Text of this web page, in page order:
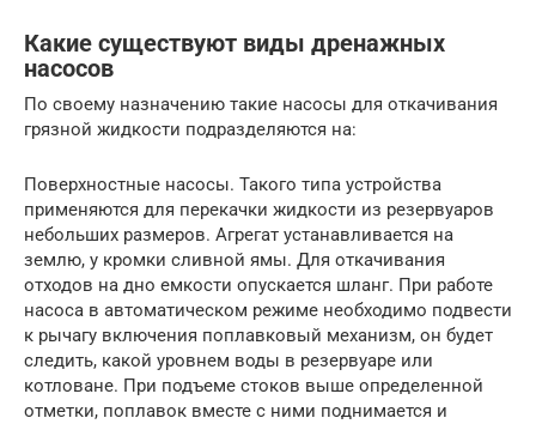
Какие существуют виды дренажных
насосов
По своему назначению такие насосы для откачивания
грязной жидкости подразделяются на:
Поверхностные насосы. Такого типа устройства
применяются для перекачки жидкости из резервуаров
небольших размеров. Агрегат устанавливается на
землю, у кромки сливной ямы. Для откачивания
отходов на дно емкости опускается шланг. При работе
насоса в автоматическом режиме необходимо подвести
к рычагу включения поплавковый механизм, он будет
следить, какой уровнем воды в резервуаре или
котловане. При подъеме стоков выше определенной
отметки, поплавок вместе с ними поднимается и